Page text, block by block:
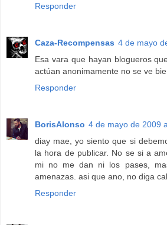
Responder
Caza-Recompensas 4 de mayo
Esa vara que hayan blogueros
actúan anonimamente no se ve
Responder
BorisAlonso 4 de mayo de 2009
diay mae, yo siento que si
la hora de publicar. No se si a
mi no me dan ni los pases,
amenazas. asi que ano, no diga
Responder